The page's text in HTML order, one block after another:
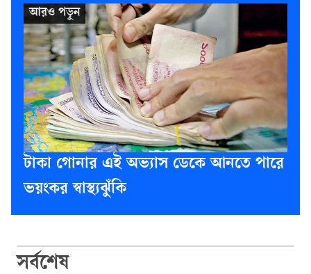
টাকা গোনার এই অভ্যাস ডেকে আনতে পারে
ভয়ংকর স্বাস্থ্যঝুঁকি
সর্বশেষ